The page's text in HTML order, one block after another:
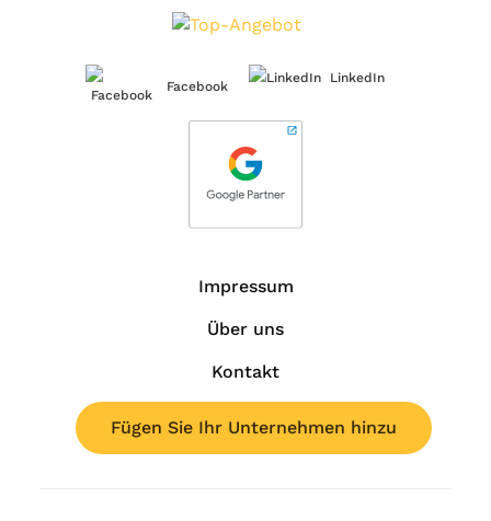
Facebook
LinkedIn
Impressum
Über uns
Kontakt
Fügen Sie Ihr Unternehmen hinzu